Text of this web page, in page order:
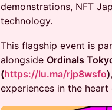
demonstrations, NFT
technology.
This flagship event is
alongside Ordinals
(https://lu.ma/rjp8wsfo)
experiences in the